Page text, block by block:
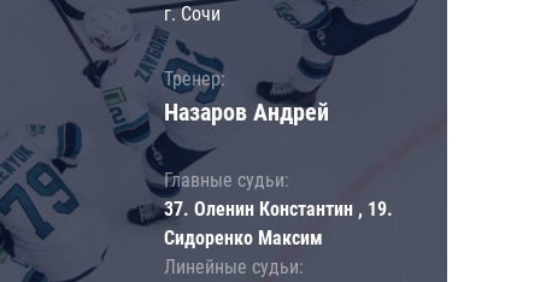
г. Сочи
Тренер:
Назаров Андрей
Главные судьи:
37. Оленин Константин , 19.
Сидоренко Максим
Линейные судьи: